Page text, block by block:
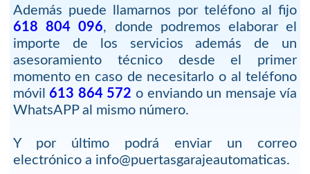
Además puede llamarnos por teléfono al fijo
618 804 096, donde podremos elaborar el
importe de los servicios además de un
asesoramiento técnico desde el primer
momento en caso de necesitarlo o al teléfono
móvil613 864 572 o enviando un mensaje vía
WhatsAPP al mismo número.
Y por último podrá enviar un correo
electrónico a info@puertasgarajeautomaticas.